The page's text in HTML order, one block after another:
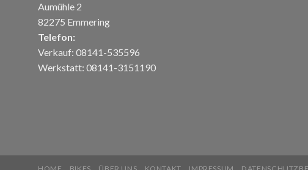
Aumühle 2
82275 Emmering
Telefon:
Verkauf: 08141-535596
Werkstatt: 08141-3151190